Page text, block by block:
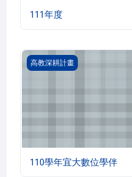
111年度
110學年宜大數位學伴
高教深耕計畫
110學年宜大數位學伴